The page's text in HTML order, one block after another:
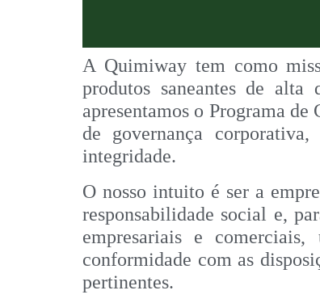
A Quimiway tem como
produtos saneantes de alta
apresentamos o Programa
de governança
integridade.
O nosso intuito é ser a
responsabilidade social e,
empresariais e
conformidade com as
pertinentes.